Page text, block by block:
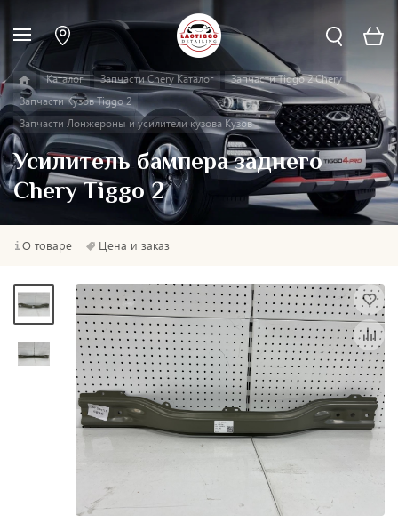
Каталог Запчасти Chery Каталог
Запчасти Tiggo 2 Chery
Запчасти Кузов Tiggo 2
Запчасти Лонжероны и усилители кузова Кузов
Усилитель бампера заднего
Chery Tiggo 2
О товаре Цена и заказ